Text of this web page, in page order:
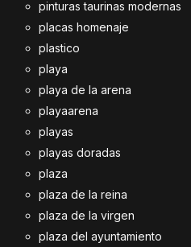
pinturas taurinas modernas
placas homenaje
plastico
playa
playa de la arena
playaarena
playas
playas doradas
plaza
plaza de la reina
plaza de la virgen
plaza del ayuntamiento